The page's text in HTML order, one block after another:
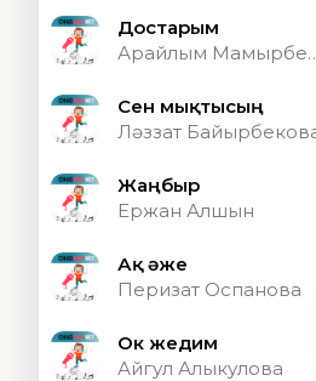
Достарым
Арайлым
Сен мықтысың
Ләззат
Жаңбыр
Ержан Алшын
Ақ әже
Перизат Оспанова
Ок жедим
Айгул Алыкулова